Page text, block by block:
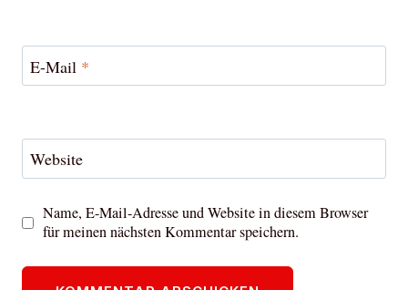
E-Mail *
Website
Name, E-Mail-Adresse und Website in diesem Browser
für meinen nächsten Kommentar speichern.